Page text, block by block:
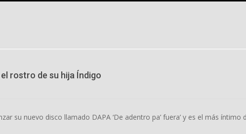
rostro de su hija Índigo
su nuevo disco llamado DAPA ‘De adentro pa’ fuera’ y es el más íntimo